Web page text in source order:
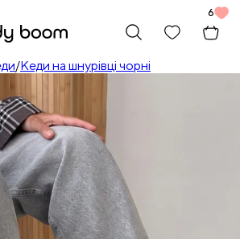
/Кеди на шнурівці чорні
6